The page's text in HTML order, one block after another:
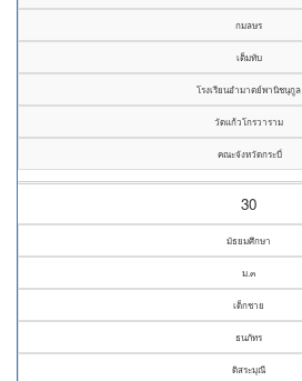
กมลษร
เต็มทับ
โรงเรียนอำมาตย์พานิชนุกูล
วัดแก้วโกรวาราม
คณะจังหวัดกระบี่
30
มัธยมศึกษา
ม.๓
เด็กชาย
ธนภัทร
ดิสระมุณี